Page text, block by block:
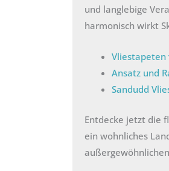
und langlebige
harmonisch wirkt
Vliestapeten
Ansatz und
Sandudd
Entdecke jetzt die
ein wohnliches
außergewöhnlichen